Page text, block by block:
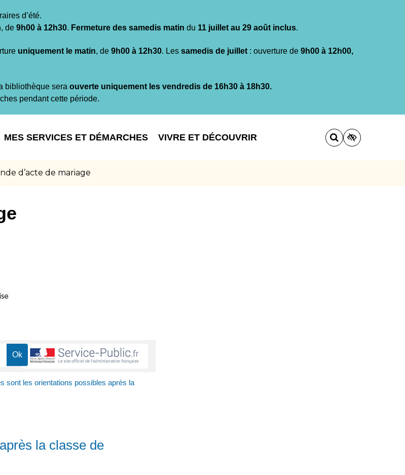
d’été.
, de 9h00 à 12h30. Fermeture des samedis matin du 11 juillet au 29 août inclus.
uniquement le matin, de 9h00 à 12h30. Les samedis de juillet : ouverture de 9h00 à 12h00,
bibliothèque sera ouverte uniquement les vendredis de 16h30 à 18h30.
pendant cette période.
MES SERVICES ET DÉMARCHES VIVRE ET DÉCOUVRIR
d’acte de mariage
sont les orientations possibles après la
la classe de